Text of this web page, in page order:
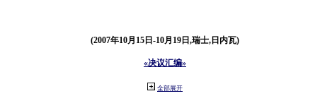
(2007年10月15日-10月19日,瑞士,日内瓦)
«决议汇编»
全部展开